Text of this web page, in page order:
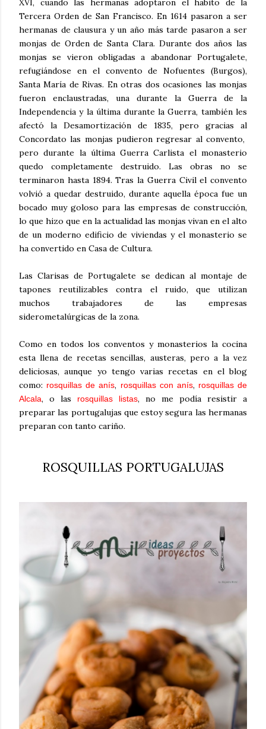
XVI, cuando las hermanas adoptaron el habito de la
Tercera Orden de San Francisco. En 1614 pasaron a ser
hermanas de clausura y un año más tarde pasaron a ser
monjas de Orden de Santa Clara. Durante dos años las
monjas se vieron obligadas a abandonar Portugalete,
refugiándose en el convento de Nofuentes (Burgos),
Santa María de Rivas. En otras dos ocasiones las monjas
fueron enclaustradas, una durante la Guerra de la
Independencia y la última durante la Guerra, también les
afectó la Desamortización de 1835, pero gracias al
Concordato las monjas pudieron regresar al convento,
pero durante la última Guerra Carlista el monasterio
quedo completamente destruido. Las obras no se
terminaron hasta 1894. Tras la Guerra Civil el convento
volvió a quedar destruido, durante aquella época fue un
bocado muy goloso para las empresas de construcción,
lo que hizo que en la actualidad las monjas vivan en el alto
de un moderno edificio de viviendas y el monasterio se
ha convertido en Casa de Cultura.
Las Clarisas de Portugalete se dedican al montaje de
tapones reutilizables contra el ruido, que utilizan
muchos trabajadores de las empresas
siderometalúrgicas de la zona.
Como en todos los conventos y monasterios la cocina
esta llena de recetas sencillas, austeras, pero a la vez
deliciosas, aunque yo tengo varias recetas en el blog
como: rosquillas de anís, rosquillas con anís, rosquillas de
Alcala, o las rosquillas listas, no me podía resistir a
preparar las portugalujas que estoy segura las hermanas
preparan con tanto cariño.
ROSQUILLAS PORTUGALUJAS